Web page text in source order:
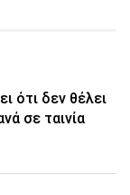
ότι δεν θέλει
σε ταινία